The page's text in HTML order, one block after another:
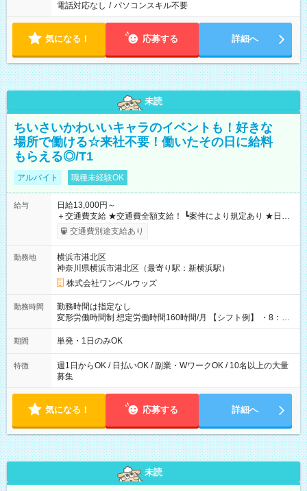
電話対応なし / パソコンスキル不要
気になる！ 応募する 詳細へ
未読
ちいさいかわいいキャラのイベントも！好きな
場所で働ける☆来社不要！働いたその日に給料
もらえる◎/T1
アルバイト 職種未経験OK
給与
日給13,000円～
＋交通費支給 ★交通費全額支給！ ┗案件により規定あり ★日払
いOK！（規定あり） ┗働いたその日に現金GET♪ お仕事後はコ
ンビニATMから 日払い分を引き落とせます！ 【試用期間】試
交通費別途支給あり
勤務地
横浜市港北区
神奈川県横浜市港北区（最寄り駅：新横浜駅）
株式会社ワンベルウッズ
勤務時間
勤務時間は指定なし
変形労働時間制 想定労働時間160時間/月 【シフト例】 ・8：00
～21：00
期間 単発・1日のみOK
特徴
週1日からOK / 日払いOK / 副業・WワークOK / 10名以上の大量
募集
気になる！ 応募する 詳細へ
未読